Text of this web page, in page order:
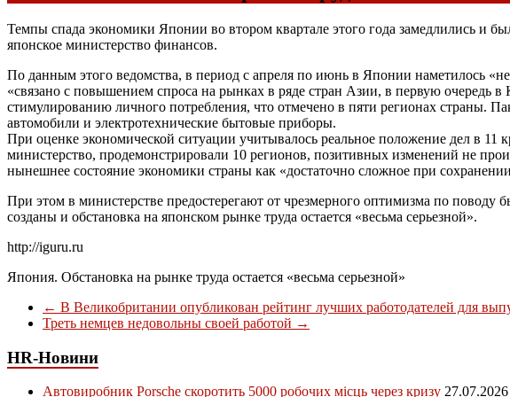
Темпы спада экономики Японии во втором квартале этого года замедлились
японское министерство финансов.
По данным этого ведомства, в период с апреля по июнь в Японии наметилось
«связано с повышением спроса на рынках в ряде стран Азии, в первую очередь
стимулированию личного потребления, что отмечено в пяти регионах страны.
автомобили и электротехнические бытовые приборы.
При оценке экономической ситуации учитывалось реальное положение дел в
министерство, продемонстрировали 10 регионов, позитивных изменений не
нынешнее состояние экономики страны как «достаточно сложное при
При этом в министерстве предостерегают от чрезмерного оптимизма по поводу
созданы и обстановка на японском рынке труда остается «весьма серьезной».
http://iguru.ru
Япония. Обстановка на рынке труда остается «весьма серьезной»
← В Великобритании опубликован рейтинг лучших работодателей для
Треть немцев недовольны своей работой →
HR-Новини
Автовиробник Porsche скоротить 5000 робочих місць через кризу 27.07.2026